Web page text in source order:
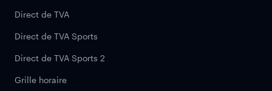
Direct de TVA
Direct de TVA Sports
Direct de TVA Sports 2
Grille horaire